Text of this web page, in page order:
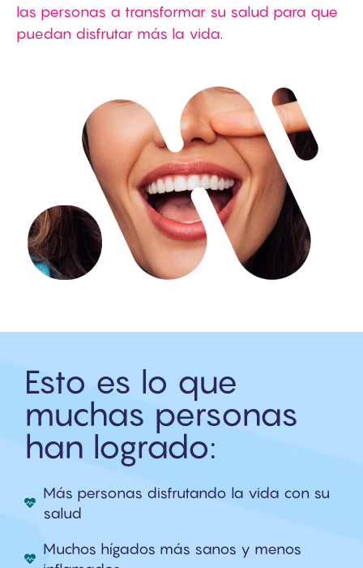
las personas a transformar su salud para que
puedan disfrutar más la vida.
Esto es lo que
muchas personas
han logrado:
Más personas disfrutando la vida con su
salud
Muchos hígados más sanos y menos